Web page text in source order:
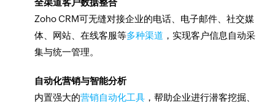
全渠道客户数据整合
Zoho CRM可无缝对接企业的电话、电子邮件、社交媒
体、网站、在线客服等多种渠道 ，实现客户信息自动采
集与统一管理。
自动化营销与智能分析
内置强大的营销自动化工具 ，帮助企业进行潜客挖掘、